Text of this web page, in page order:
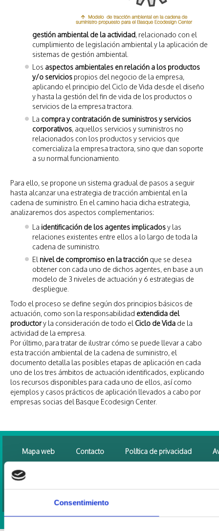
Consentimiento
gestión ambiental de la actividad, relacionado con el
cumplimiento de legislación ambiental y la aplicación de
sistemas de gestión ambiental.
Los aspectos ambientales en relación a los productos
y/o servicios propios del negocio de la empresa,
aplicando el principio del Ciclo de Vida desde el diseño
y hasta la gestión del fin de vida de los productos o
servicios de la empresa tractora.
La compra y contratación de suministros y servicios
corporativos, aquellos servicios y suministros no
relacionados con los productos y servicios que
comercializa la empresa tractora, sino que dan soporte
a su normal funcionamiento.
Para ello, se propone un sistema gradual de pasos a seguir
hasta alcanzar una estrategia de tracción ambiental en la
cadena de suministro. En el camino hacia dicha estrategia,
analizaremos dos aspectos complementarios:
La identificación de los agentes implicadosy las
relaciones existentes entre ellos a lo largo de toda la
cadena de suministro.
El nivel de compromiso en la tracción que se desea
obtener con cada uno de dichos agentes, en base a un
modelo de 3 niveles de actuación y 6 estrategias de
despliegue.
Todo el proceso se define según dos principios básicos de
actuación, como son la responsabilidad extendida del
productory la consideración de todo el Ciclo de Vida de la
actividad de la empresa.
Por último, para tratar de ilustrar cómo se puede llevar a cabo
esta tracción ambiental de la cadena de suministro, el
documento detalla las posibles etapas de aplicación en cada
uno de los tres ámbitos de actuación identificados, explicando
los recursos disponibles para cada uno de ellos, así como
ejemplos y casos prácticos de aplicación llevados a cabo por
empresas socias del Basque Ecodesign Center.
Mapa web Contacto Política de privacidad
Alameda Urquijo N°36 - 6ª planta, 48011 - BILBAO